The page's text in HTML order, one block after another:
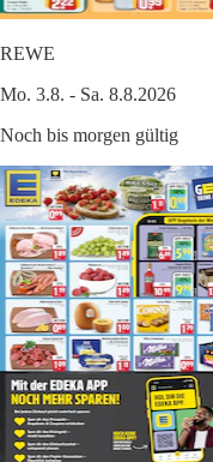
REWE
Mo. 3.8. - Sa. 8.8.2026
Noch bis morgen gültig